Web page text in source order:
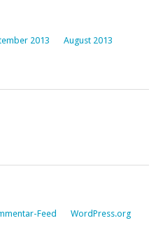
2013
August 2013
Feed WordPress.org